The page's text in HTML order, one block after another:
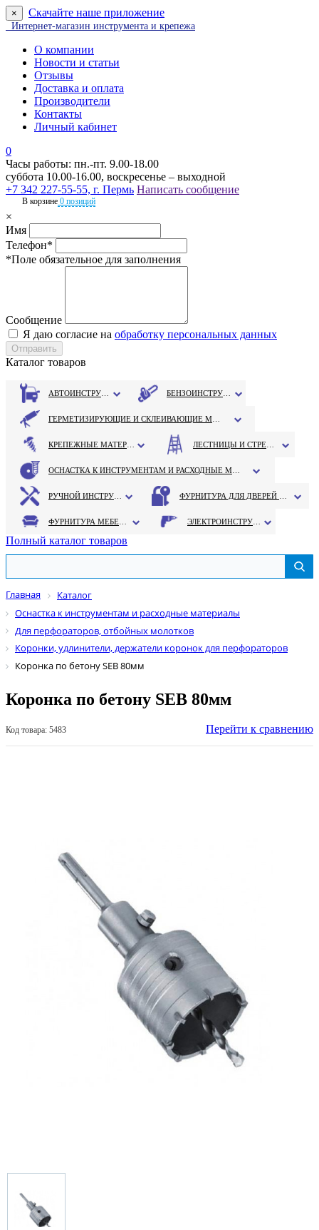
× Скачайте наше приложение
Интернет-магазин инструмента и крепежа
О компании
Новости и статьи
Отзывы
Доставка и оплата
Производители
Контакты
Личный кабинет
0
Часы работы: пн.-пт. 9.00-18.00
суббота 10.00-16.00, воскресенье – выходной
+7 342 227-55-55, г. Пермь Написать сообщение
В корзине 0 позиций
×
Имя
Телефон*
*Поле обязательное для заполнения
Сообщение
Я даю согласие на обработку персональных данных
Каталог товаров
Полный каталог товаров
Главная
Каталог
Оснастка к инструментам и расходные материалы
Для перфораторов, отбойных молотков
Коронки, удлинители, держатели коронок для перфораторов
Коронка по бетону SEB 80мм
Коронка по бетону SEB 80мм
Код товара: 5483 Перейти к сравнению